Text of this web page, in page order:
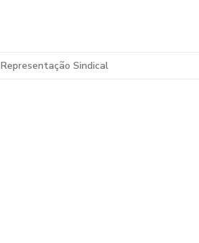
Representação Sindical